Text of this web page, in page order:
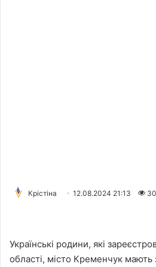
Крістіна 12.08.2024 21:13 30
Українські родини, які
області, місто Кременчук мають